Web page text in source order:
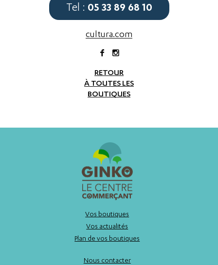
Tel : 05 33 89 68 10
cultura.com
RETOUR
À TOUTES LES
BOUTIQUES
Vos boutiques
Vos actualités
Plan de vos boutiques
Nous contacter